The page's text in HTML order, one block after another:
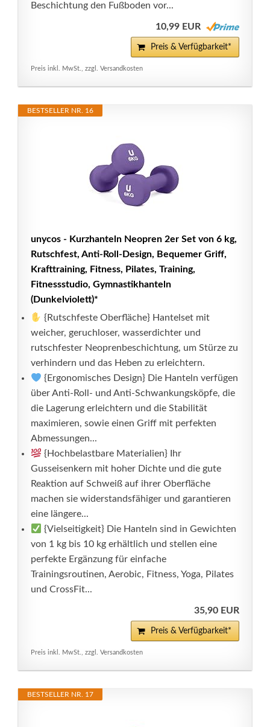
Beschichtung den Fußboden vor...
10,99 EUR
Preis & Verfügbarkeit*
Preis inkl. MwSt., zzgl. Versandkosten
BESTSELLER NR. 16
unycos - Kurzhanteln Neopren 2er Set von 6 kg,
Rutschfest, Anti-Roll-Design, Bequemer Griff,
Krafttraining, Fitness, Pilates, Training,
Fitnessstudio, Gymnastikhanteln
(Dunkelviolett)*
{Rutschfeste Oberfläche} Hantelset mit
weicher, geruchloser, wasserdichter und
rutschfester Neoprenbeschichtung, um Stürze zu
verhindern und das Heben zu erleichtern.
{Ergonomisches Design} Die Hanteln verfügen
über Anti-Roll- und Anti-Schwankungsköpfe, die
die Lagerung erleichtern und die Stabilität
maximieren, sowie einen Griff mit perfekten
Abmessungen...
{Hochbelastbare Materialien} Ihr
Gusseisenkern mit hoher Dichte und die gute
Reaktion auf Schweiß auf ihrer Oberfläche
machen sie widerstandsfähiger und garantieren
eine längere...
{Vielseitigkeit} Die Hanteln sind in Gewichten
von 1 kg bis 10 kg erhältlich und stellen eine
perfekte Ergänzung für einfache
Trainingsroutinen, Aerobic, Fitness, Yoga, Pilates
und CrossFit...
35,90 EUR
Preis & Verfügbarkeit*
Preis inkl. MwSt., zzgl. Versandkosten
BESTSELLER NR. 17